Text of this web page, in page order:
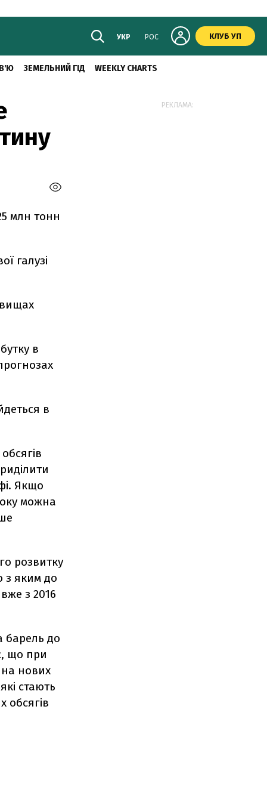
УКР РОС КЛУБ УП
ЗЕМЕЛЬНИЙ ГІД WEEKLY CHARTS
млн тонн
галузі
в
в
Якщо
можна
розвитку
з яким до
з 2016
барель до
що при
нових
стають
обсягів
РЕКЛАМА: